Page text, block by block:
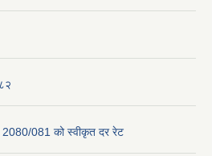
2080/081 को स्वीकृत दर रेट